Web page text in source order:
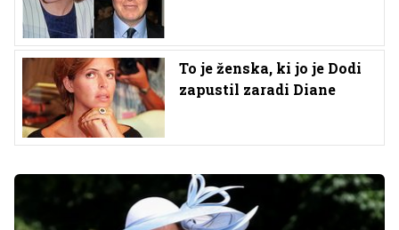
To je ženska, ki jo je Dodi
zapustil zaradi Diane